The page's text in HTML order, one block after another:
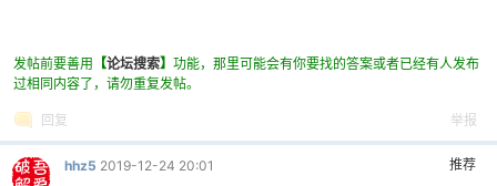
发帖前要善用 【论坛搜索】 功能，那里可能会有你要找的答案或者已经有人发布
过相同内容了，请勿重复发帖。
回复 举报
推荐
hhz5 2019-12-24 20:01